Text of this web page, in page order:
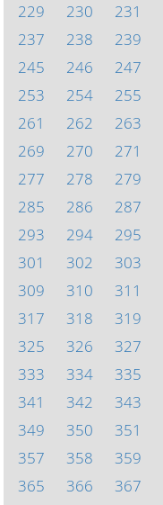
229
230 231
237
238 239
245
246 247
253
254 255
261
262 263
269
270 271
277
278 279
285
286 287
293
294 295
301
302 303
309
310 311
317
318 319
325
326 327
333
334 335
341
342 343
349
350 351
357
358 359
365
366 367